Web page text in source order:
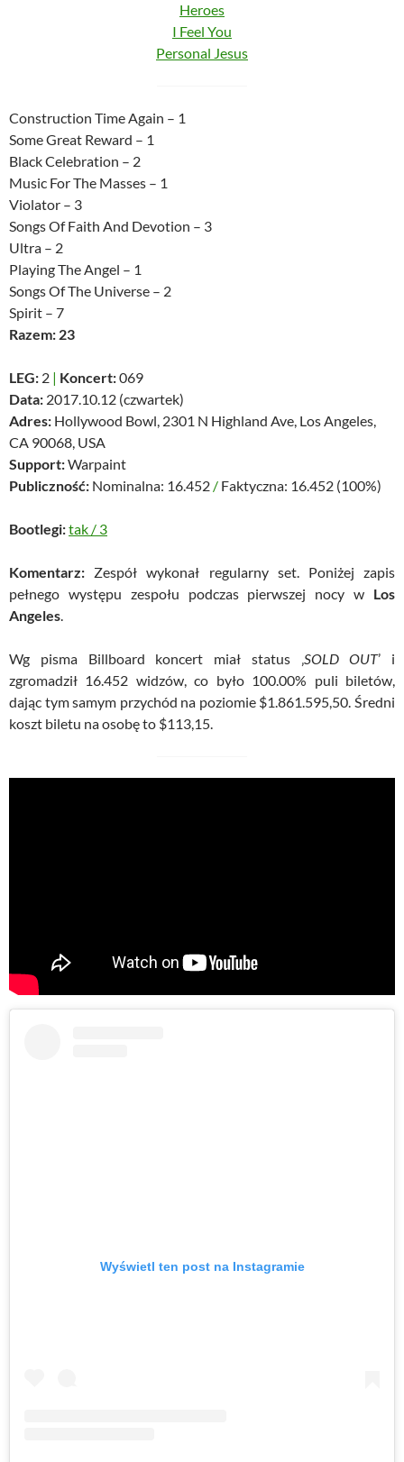
Heroes
I Feel You
Personal Jesus
Construction Time Again – 1
Some Great Reward – 1
Black Celebration – 2
Music For The Masses – 1
Violator – 3
Songs Of Faith And Devotion – 3
Ultra – 2
Playing The Angel – 1
Songs Of The Universe – 2
Spirit – 7
Razem: 23
LEG: 2 | Koncert:069
Data: 2017.10.12 (czwartek)
Adres: Hollywood Bowl, 2301 N Highland Ave, Los Angeles,
CA 90068, USA
Support:Warpaint
Publiczność: Nominalna: 16.452 / Faktyczna: 16.452 (100%)
Bootlegi:tak / 3
Komentarz: Zespół wykonał regularny set. Poniżej zapis
pełnego występu zespołu podczas pierwszej nocy w Los
Angeles.
Wg pisma Billboard koncert miał status ‚SOLD OUT’ i
zgromadził 16.452 widzów, co było 100.00% puli biletów,
dając tym samym przychód na poziomie $1.861.595,50. Średni
koszt biletu na osobę to $113,15.
Wyświetl ten post na Instagramie